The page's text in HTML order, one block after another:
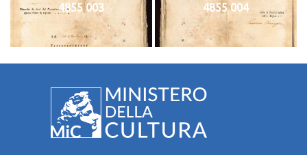
4855 003 4855 004